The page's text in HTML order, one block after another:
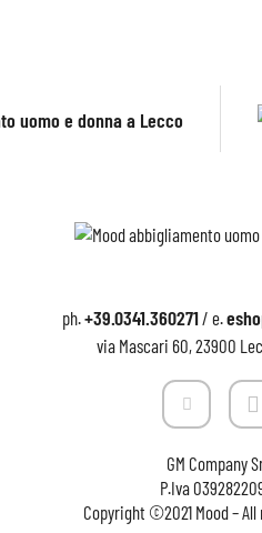
ph.+39.0341.360271/ e.
via Mascari 60, 23900
GM Company
P.Iva
Copyright ©2021 Mood –